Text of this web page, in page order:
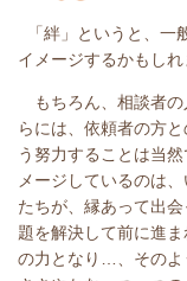
「絆」というと、一
イメージするかもしれ
もちろん、相談者の
らには、依頼者の方
う努力することは当
メージしているのは
たちが、縁あって出
題を解決して前に進
の力となり…、そのよ